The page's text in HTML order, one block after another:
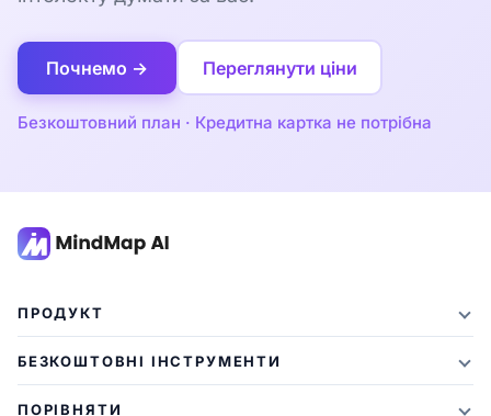
Почнемо → Переглянути ціни
Безкоштовний план · Кредитна картка не потрібна
ПРОДУКТ
Плани та ціни
БЕЗКОШТОВНІ ІНСТРУМЕНТИ
ПОРІВНЯТИ